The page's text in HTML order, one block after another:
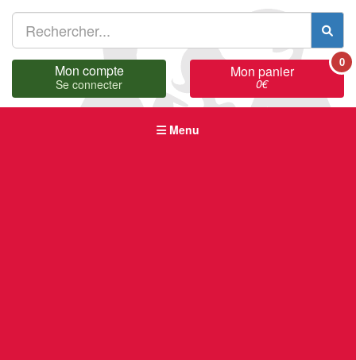
Mon compte
Se connecter
Mon panier
0€
0
Menu